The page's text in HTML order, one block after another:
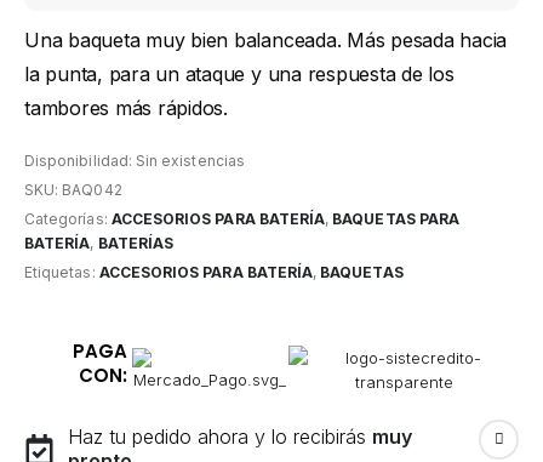
Una baqueta muy bien balanceada. Más pesada hacia
la punta, para un ataque y una respuesta de los
tambores más rápidos.
Disponibilidad: Sin existencias
SKU: BAQ042
Categorías: ACCESORIOS PARA BATERÍA, BAQUETAS PARA
BATERÍA, BATERÍAS
Etiquetas: ACCESORIOS PARA BATERÍA, BAQUETAS
PAGA
CON:
Haz tu pedido ahora y lo recibirás muy